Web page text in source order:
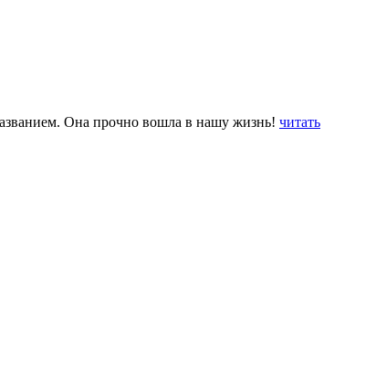
Она прочно вошла в нашу жизнь! читать